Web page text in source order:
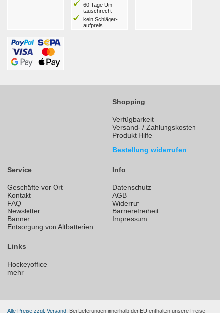
60 Tage Um­
tausch­recht
kein Schläger­
aufpreis
Shopping
Verfügbarkeit
Versand- / Zahlungskosten
Produkt Hilfe
Bestellung widerrufen
Service
Geschäfte vor Ort
Kontakt
FAQ
Newsletter
Banner
Entsorgung von Altbatterien
Info
Datenschutz
AGB
Widerruf
Barrierefreiheit
Impressum
Links
Hockeyoffice
mehr
Alle Preise zzgl. Versand. Bei Lieferungen innerhalb der EU enthalten unsere Preise